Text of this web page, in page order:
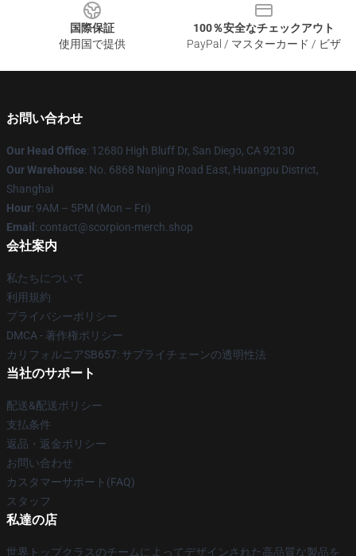
国際保証
使用国で提供
100％安全なチェックアウト
PayPal / マスターカード / ビザ
お問い合わせ
Our Head Office: 12680 High Bluff Dr, San Diego, CA 92130
Our Warehouse: No. 6868 Nanjing Road East, Huangpu District,
Shanghai
Hour: 9AM – 5PM (Mon – Fri)
Email : contact@scorpion-merch.shop
会社案内
私たちについて
利用規約
プライバシーポリシー
DMCA - 著作権ポリシー
カリフォルニアSB657: サプライチェーンの透明性法
当社のサポート
配送&配送ポリシー
支払条件
返品・返金ポリシー
お問い合わせ
カスタマーサポート(FAQ)
スタッフ
私達の店
世界トップクラスのチームによってデザインされた高品質な製品を